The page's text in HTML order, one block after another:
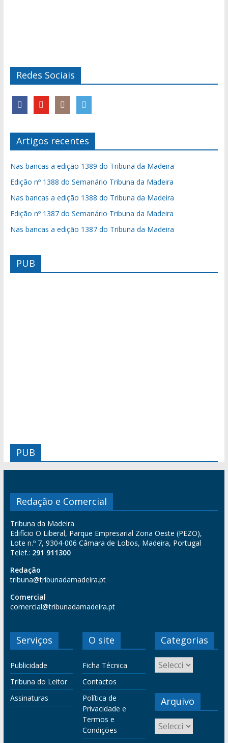
Redes Sociais
Artigos recentes
Nas bancas a edição 1389 do Tribuna da Madeira
Edição nº 1388 do Semanário Tribuna da Madeira
Nas bancas a edição 1388 do Tribuna da Madeira
Edição nº 1387 do Semanário Tribuna da Madeira
Nas bancas a edição 1387 do Tribuna da Madeira
PUB
PUB
Redação e Comercial
Tribuna da Madeira
Edifício O Liberal, Parque Empresarial Zona Oeste (PEZO),
Lote n.º 7, 9304-006 Câmara de Lobos, Madeira, Portugal
Telef.: 291 911300
Redação
tribuna@tribunadamadeira.pt
Comercial
comercial@tribunadamadeira.pt
Serviços
Publicidade
Tribuna do Leitor
Assinaturas
O site
Ficha Técnica
Contactos
Política de
Privacidade e
Termos e
Condições
Categorias
Arquivo